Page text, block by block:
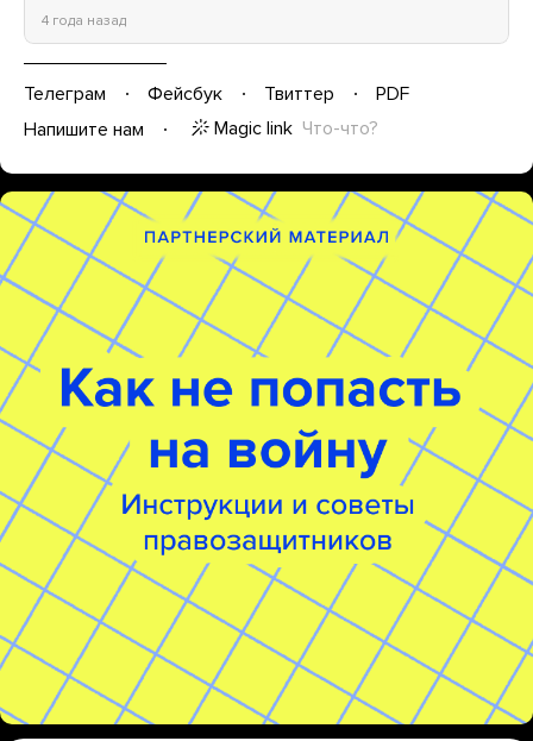
4 года назад
Телеграм Фейсбук Твиттер
PDF
Напишите нам
Magic link Что-что?